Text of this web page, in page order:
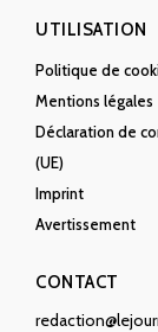
UTILISATION
Politique de
Mentions légales
Déclaration de
(UE)
Imprint
Avertissement
CONTACT